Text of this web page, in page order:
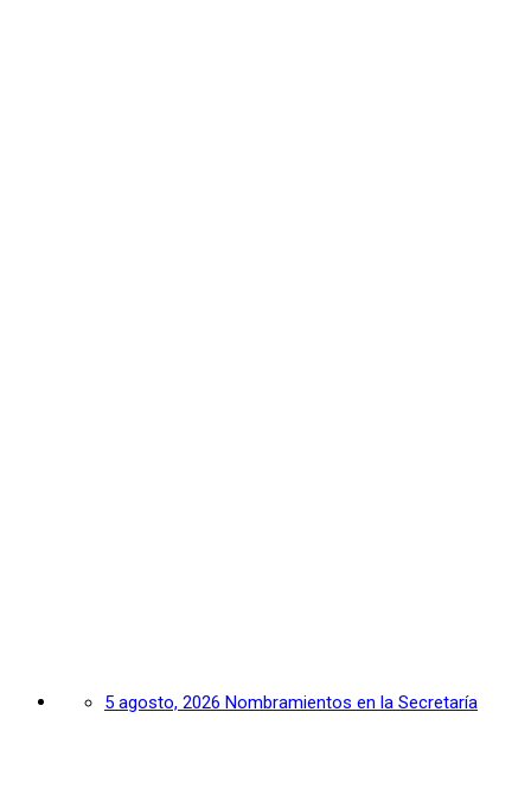
5 agosto, 2026 Nombramientos en la Secretaría